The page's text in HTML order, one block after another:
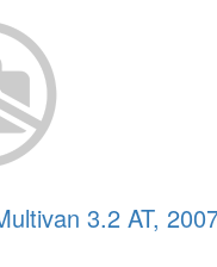
3.2 AT,